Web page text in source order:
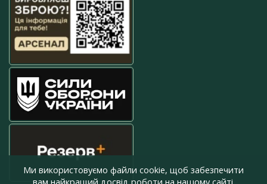
Ми використовуємо файли cookie, щоб забезпечити